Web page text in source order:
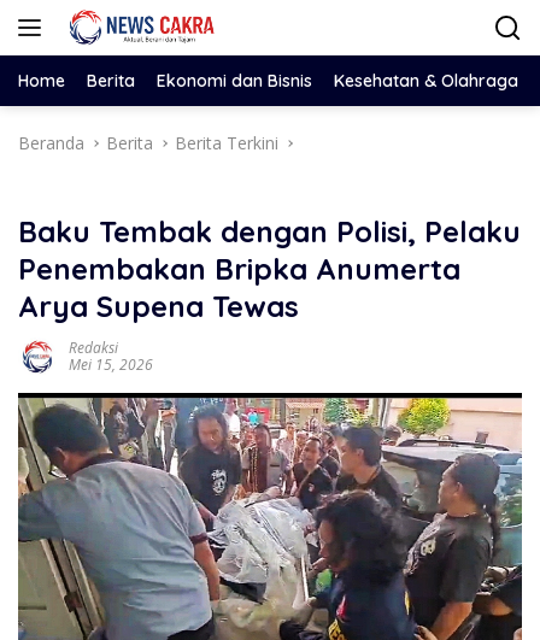
Langsung
Home Berita Ekonomi dan Bisnis Kesehatan & Olahraga
Beranda Berita Berita Terkini
Baku Tembak dengan Polisi, Pelaku
Penembakan Bripka Anumerta
Arya Supena Tewas
Redaksi
Mei 15, 2026